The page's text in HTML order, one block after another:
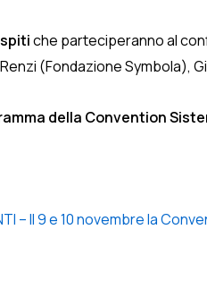
che parteciperanno al
(Fondazione Symbola),
della Convention
– Il 9 e 10 novembre la